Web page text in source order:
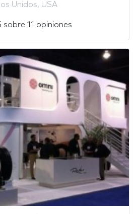
Unidos, USA
sobre 11 opiniones